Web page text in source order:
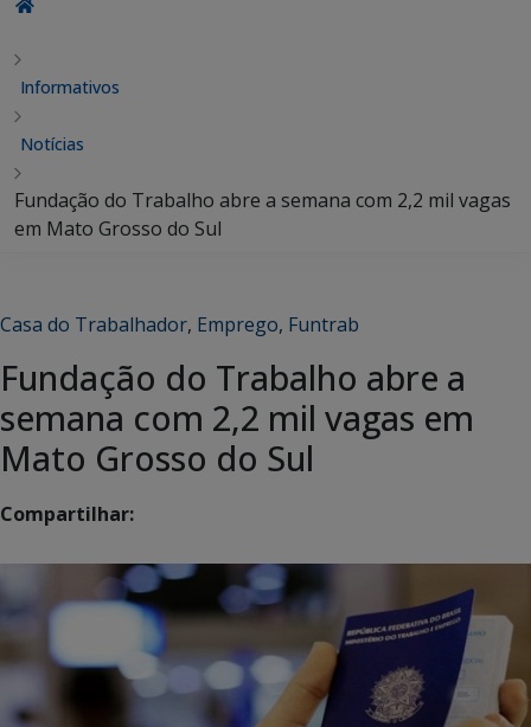
Informativos
Notícias
Fundação do Trabalho abre a semana com 2,2 mil vagas
em Mato Grosso do Sul
Casa do Trabalhador, Emprego, Funtrab
Fundação do Trabalho abre a
semana com 2,2 mil vagas em
Mato Grosso do Sul
Compartilhar: